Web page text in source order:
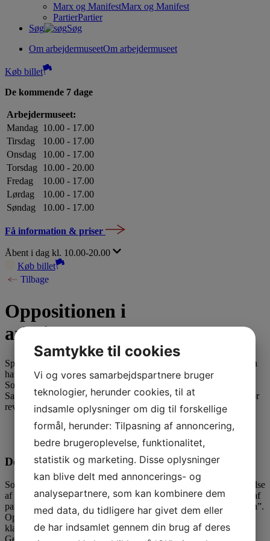
Marx og ManifestMarx og Manifest
PartierPartier
Søg
Søg
Om arbejdermuseetOm arbejdermuseet
Køb billet
De kommende 7 dage
Arbejdermuseet:
Mandag 10.00 - 17.00
Tirsdag
10.00 - 17.00
Onsdag
10.00 - 17.00
Torsdag
10.00 - 20.00
Fredag
10.00 - 17.00
Lørdag
10.00 - 17.00
Søndag
10.00 - 17.00
Få information & priser
Åbent i dag kl. 10.00-20.00
Køb billet
Tilbage
Oppositionen i
arbejderbevægelsen
Spørgsmålet om man skal revolutionere verden eller reformere den
har altid optaget arbejderbevægelsen. I starten af 1900-tallet er
Socialdemokratisk Ungdomsforbund og Fagoppositionens
Sammenslutning i opposition til den herskende linie. De går ind for
revolutionen, men det gør arbejderbevægelsens ledere ikke.
Urolighederne på Grønttorvet 13. november 1918.
Den interne opposition
Socialdemokratiet indeholder en venstrefløjsopposition under ledelse
af Gerson Trier og Nic. L. Petersen, der begge bliver ekskluderet af
partiet i 1889. De har deres udgangspunkt i ugebladet “Arbejderen”.
Oppositionen i Socialdemokratiet er indædte modstandere af et
klassesamarbejde og holder de revolutionære principper i hævd.
Samtykke til cookies
Vi og vores samarbejdspartnere bruger
teknologier, herunder cookies, til at
indsamle oplysninger om dig til forskellige
formål, herunder: Tilpasning af annoncering,
bedre brugeroplevelse, funktionalitet,
statistik og marketing. Disse oplysninger
kan blive delt med annoncerings- og
analysepartnere, som kan kombinere dem
med data, du tidligere har givet dem eller
de har indsamlet gennem din brug af deres